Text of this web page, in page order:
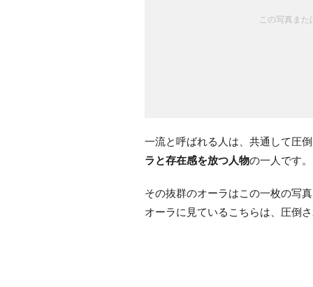
この写真ま
一流と呼ばれる人は、共通して圧
ラと存在感を放つ人物の一人です。
その抜群のオーラはこの一枚の写
オーラに見ているこちらは、圧倒